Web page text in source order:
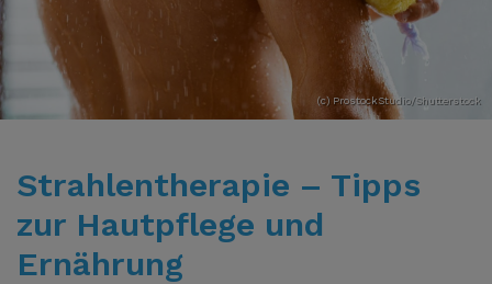
(c) ProstockStudio/Shutterstock
Strahlentherapie – Tipps
zur Hautpflege und
Ernährung